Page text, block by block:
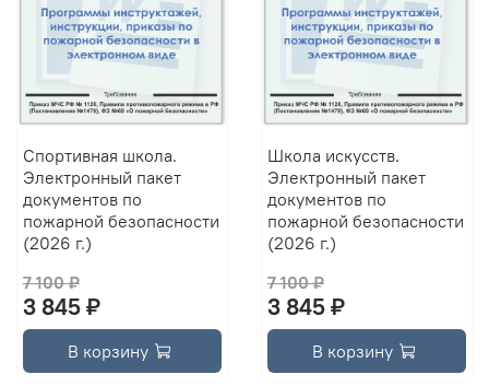
Спортивная школа.
Электронный пакет
документов по
пожарной безопасности
(2026 г.)
7 100 ₽
3 845 ₽
В корзину
Школа искусств.
Электронный пакет
документов по
пожарной безопасности
(2026 г.)
7 100 ₽
3 845 ₽
В корзину